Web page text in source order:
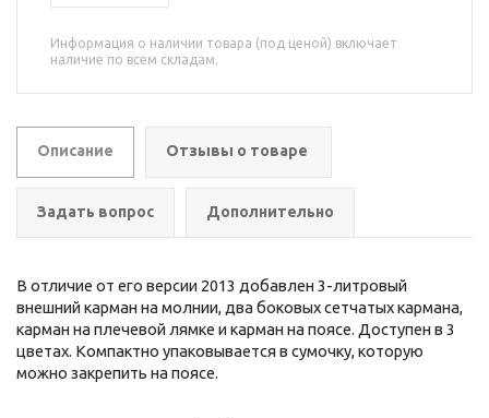
Информация о наличии товара (под ценой) включает
наличие по всем складам.
Описание Отзывы о товаре
Задать вопрос Дополнительно
В отличие от его версии 2013 добавлен 3-литровый
внешний карман на молнии, два боковых сетчатых кармана,
карман на плечевой лямке и карман на поясе. Доступен в 3
цветах. Компактно упаковывается в сумочку, которую
можно закрепить на поясе.